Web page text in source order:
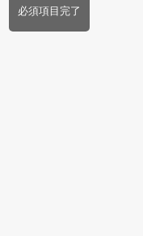
必須項目完了